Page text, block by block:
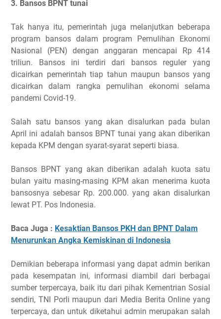
3. Bansos BPNT tunai
Tak hanya itu, pemerintah juga melanjutkan beberapa
program bansos dalam program Pemulihan Ekonomi
Nasional (PEN) dengan anggaran mencapai Rp 414
triliun. Bansos ini terdiri dari bansos reguler yang
dicairkan pemerintah tiap tahun maupun bansos yang
dicairkan dalam rangka pemulihan ekonomi selama
pandemi Covid-19.
Salah satu bansos yang akan disalurkan pada bulan
April ini adalah bansos BPNT tunai yang akan diberikan
kepada KPM dengan syarat-syarat seperti biasa.
Bansos BPNT yang akan diberikan adalah kuota satu
bulan yaitu masing-masing KPM akan menerima kuota
bansosnya sebesar Rp. 200.000. yang akan disalurkan
lewat PT. Pos Indonesia.
Baca Juga : Kesaktian Bansos PKH dan BPNT Dalam
Menurunkan Angka Kemiskinan di Indonesia
Demikian beberapa informasi yang dapat admin berikan
pada kesempatan ini, informasi diambil dari berbagai
sumber terpercaya, baik itu dari pihak Kementrian Sosial
sendiri, TNI Porli maupun dari Media Berita Online yang
terpercaya, dan untuk diketahui admin merupakan salah